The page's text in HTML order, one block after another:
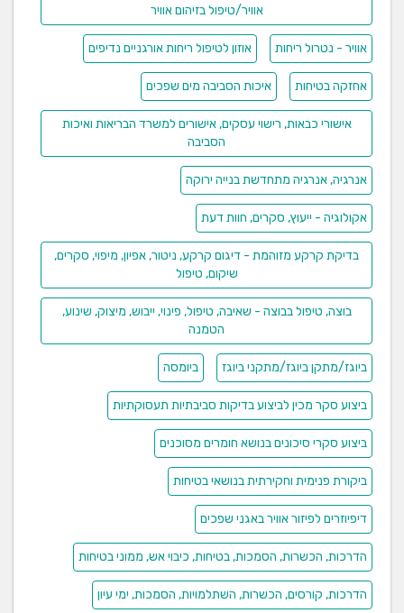
אוויר/טיפול בזיהום אוויר
אוויר - נטרול ריחות אוזון לטיפול ריחות אורגניים נדיפים
אחזקה בטיחות איכות הסביבה מים שפכים
אישורי כבאות, רישוי עסקים, אישורים למשרד הבריאות ואיכות
הסביבה
אנרגיה, אנרגיה מתחדשת בנייה ירוקה
אקולוגיה - ייעוץ, סקרים, חוות דעת
בדיקת קרקע מזוהמת - דיגום קרקע, ניטור, אפיון, מיפוי, סקרים,
שיקום, טיפול
בוצה, טיפול בבוצה - שאיבה, טיפול, פינוי, ייבוש, מיצוק, שינוע,
הטמנה
ביוגז/מתקן ביוגז/מתקני ביוגז ביומסה
ביצוע סקר מכין לביצוע בדיקות סביבתיות תעסוקתיות
ביצוע סקרי סיכונים בנושא חומרים מסוכנים
ביקורת פנימית וחקירתית בנושאי בטיחות
דיפיוזרים לפיזור אוויר באגני שפכים
הדרכות, הכשרות, הסמכות, בטיחות, כיבוי אש, ממוני בטיחות
הדרכות, קורסים, הכשרות, השתלמויות, הסמכות, ימי עיון